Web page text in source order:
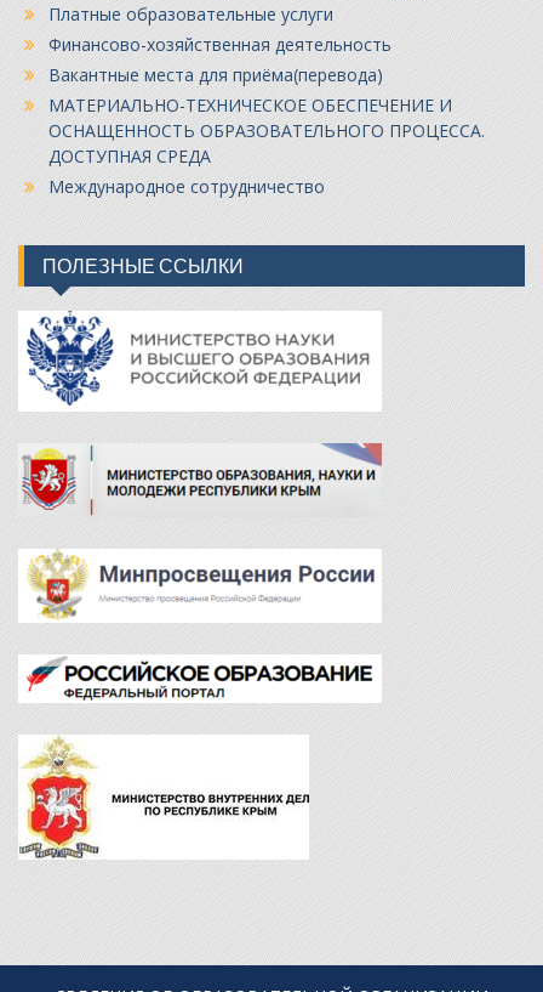
Платные образовательные услуги
Финансово-хозяйственная деятельность
Вакантные места для приёма(перевода)
МАТЕРИАЛЬНО-ТЕХНИЧЕСКОЕ ОБЕСПЕЧЕНИЕ И
ОСНАЩЕННОСТЬ ОБРАЗОВАТЕЛЬНОГО ПРОЦЕССА.
ДОСТУПНАЯ СРЕДА
Международное сотрудничество
ПОЛЕЗНЫЕ ССЫЛКИ